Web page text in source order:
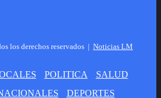
los derechos reservados | Noticias LM
POLITICA
SALUD
DEPORTES